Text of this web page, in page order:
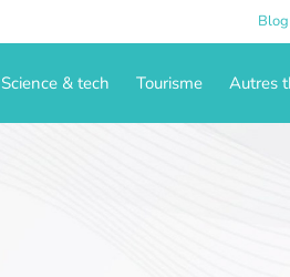
Science & tech Tourisme Autres